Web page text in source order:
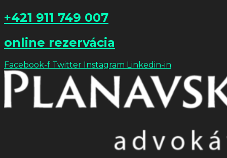
+421 911 749 007
online rezervácia
Facebook-f Twitter Instagram Linkedin-in